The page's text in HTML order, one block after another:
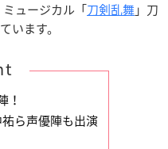
ュージカル「刀剣乱舞」刀
います。
！
ら声優陣も出演